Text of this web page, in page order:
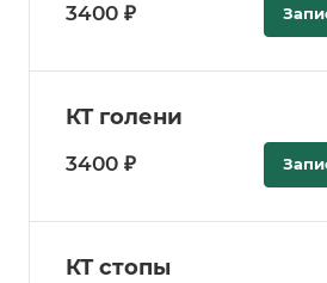
3400 ₽
КТ голени
3400 ₽
КТ стопы